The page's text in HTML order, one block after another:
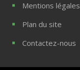
Mentions légales
Plan du site
Contactez-nous